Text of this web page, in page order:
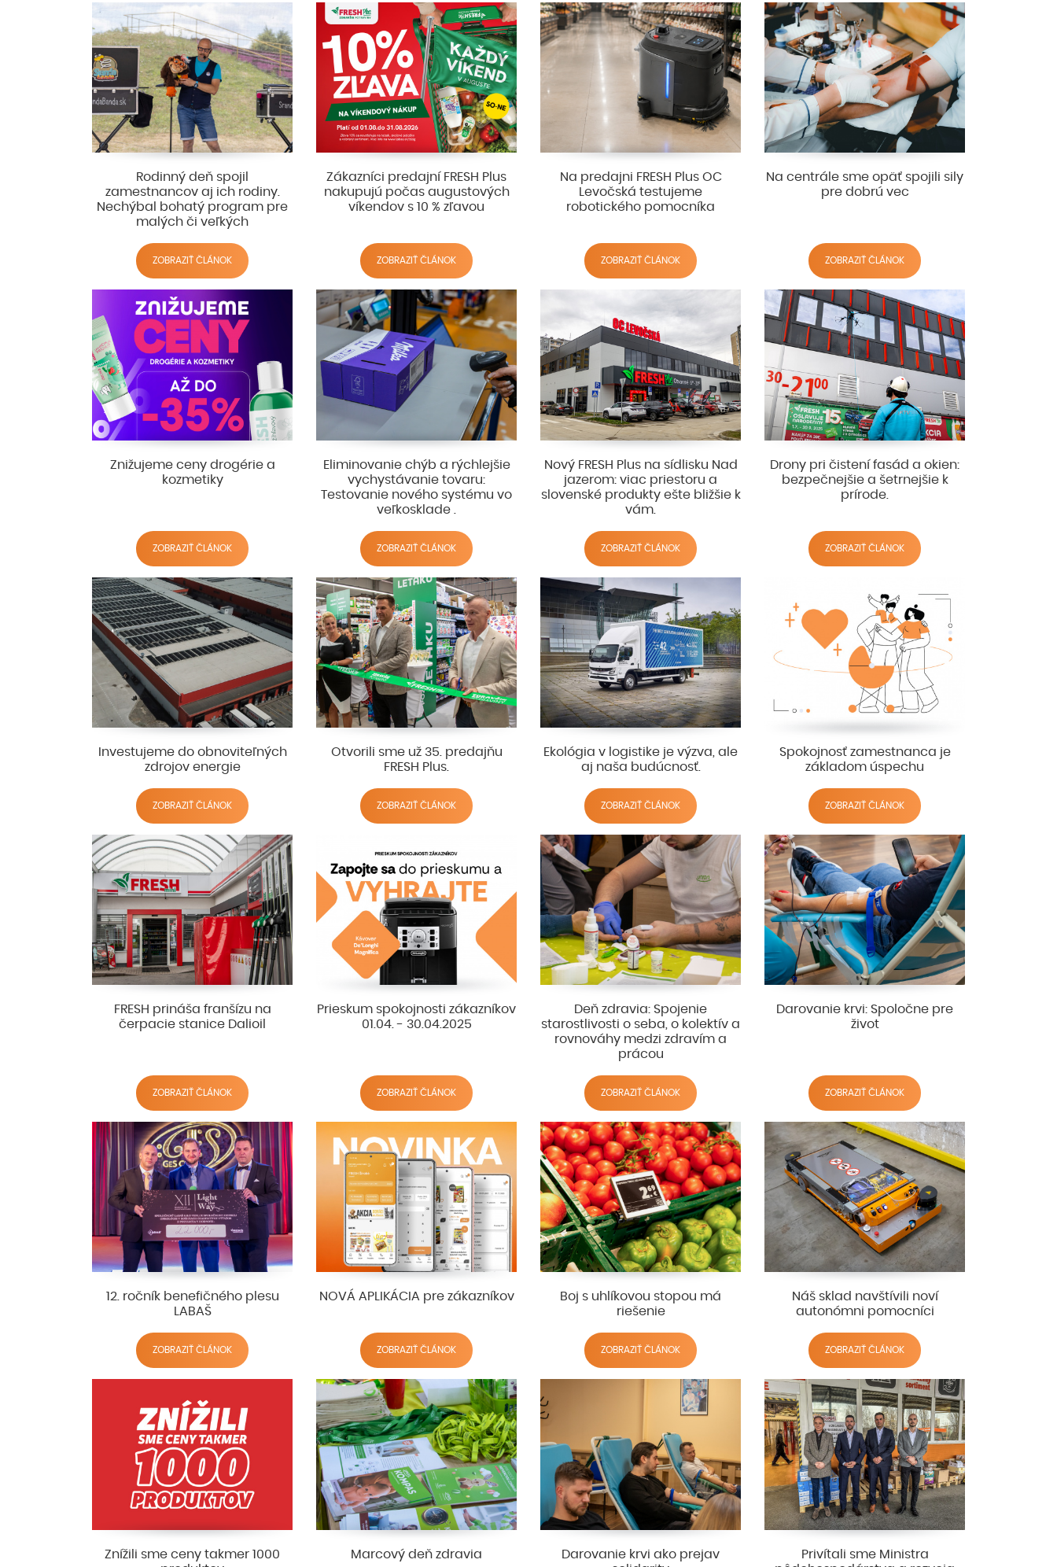
Rodinný deň spojil
zamestnancov aj ich rodiny.
Nechýbal bohatý program pre
malých či veľkých
ZOBRAZIŤ ČLÁNOK
Zákazníci predajní FRESH Plus
nakupujú počas augustových
víkendov s 10 % zľavou
ZOBRAZIŤ ČLÁNOK
Na predajni FRESH Plus OC
Levočská testujeme
robotického pomocníka
ZOBRAZIŤ ČLÁNOK
Na centrále sme opäť spojili sily
pre dobrú vec
ZOBRAZIŤ ČLÁNOK
Znižujeme ceny drogérie a
kozmetiky
ZOBRAZIŤ ČLÁNOK
Eliminovanie chýb a rýchlejšie
vychystávanie tovaru:
Testovanie nového systému vo
veľkosklade .
ZOBRAZIŤ ČLÁNOK
Nový FRESH Plus na sídlisku Nad
jazerom: viac priestoru a
slovenské produkty ešte bližšie k
vám.
ZOBRAZIŤ ČLÁNOK
Drony pri čistení fasád a okien:
bezpečnejšie a šetrnejšie k
prírode.
ZOBRAZIŤ ČLÁNOK
Investujeme do obnoviteľných
zdrojov energie
ZOBRAZIŤ ČLÁNOK
Otvorili sme už 35. predajňu
FRESH Plus.
ZOBRAZIŤ ČLÁNOK
Ekológia v logistike je výzva, ale
aj naša budúcnosť.
ZOBRAZIŤ ČLÁNOK
Spokojnosť zamestnanca je
základom úspechu
ZOBRAZIŤ ČLÁNOK
FRESH prináša franšízu na
čerpacie stanice Dalioil
ZOBRAZIŤ ČLÁNOK
Prieskum spokojnosti zákazníkov
01.04. - 30.04.2025
ZOBRAZIŤ ČLÁNOK
Deň zdravia: Spojenie
starostlivosti o seba, o kolektív a
rovnováhy medzi zdravím a
prácou
ZOBRAZIŤ ČLÁNOK
Darovanie krvi: Spoločne pre
život
ZOBRAZIŤ ČLÁNOK
12. ročník benefičného plesu
LABAŠ
ZOBRAZIŤ ČLÁNOK
NOVÁ APLIKÁCIA pre zákazníkov
ZOBRAZIŤ ČLÁNOK
Boj s uhlíkovou stopou má
riešenie
ZOBRAZIŤ ČLÁNOK
Náš sklad navštívili noví
autonómni pomocníci
ZOBRAZIŤ ČLÁNOK
Znížili sme ceny takmer 1000
Marcový deň zdravia
Darovanie krvi ako prejav
Privítali sme Ministra